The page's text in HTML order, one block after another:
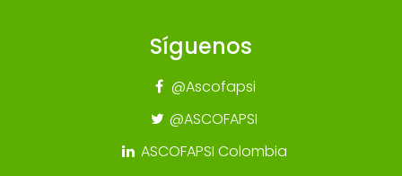
Síguenos
@Ascofapsi
@ASCOFAPSI
ASCOFAPSI Colombia